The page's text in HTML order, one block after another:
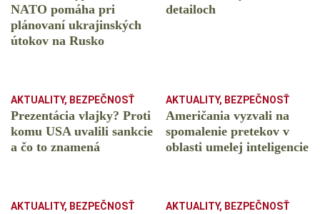
NATO pomáha pri
plánovaní ukrajinských
útokov na Rusko
detailoch
AKTUALITY, BEZPEČNOSŤ
Prezentácia vlajky? Proti
komu USA uvalili sankcie
a čo to znamená
AKTUALITY, BEZPEČNOSŤ
Američania vyzvali na
spomalenie pretekov v
oblasti umelej inteligencie
AKTUALITY, BEZPEČNOSŤ AKTUALITY, BEZPEČNOSŤ